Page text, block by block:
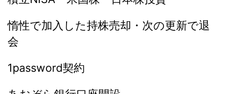
惰性で加入した持株売却・次の更新で退
会
1password契約